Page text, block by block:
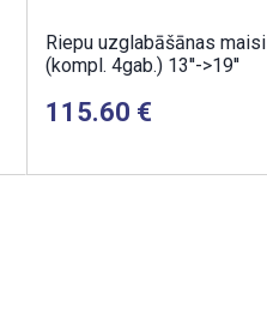
Riepu uzglabāšānas maisi
(kompl. 4gab.) 13''->19''
115.60